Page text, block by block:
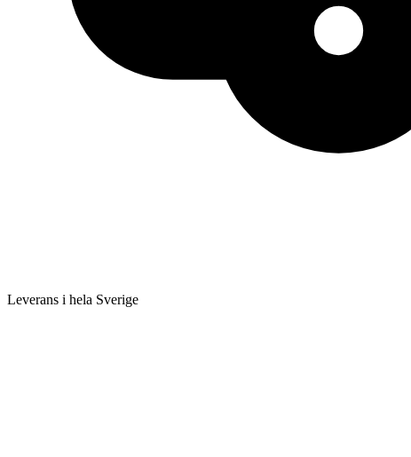
Leverans i hela Sverige